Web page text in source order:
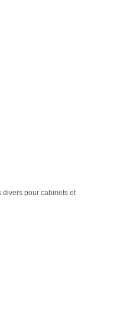
divers pour cabinets et